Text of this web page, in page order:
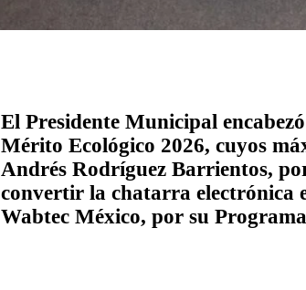
El Presidente Municipal
Mérito Ecológico 2026, cuyos
Andrés Rodríguez Barrientos,
convertir la chatarra electrónica
Wabtec México, por su